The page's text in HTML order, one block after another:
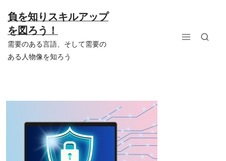
負を知りスキルアップ
を図ろう！
需要のある言語、そして需要の
ある人物像を知ろう